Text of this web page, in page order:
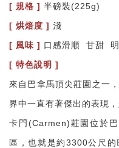
[ 規格 ] 半磅裝(225g)
[ 烘焙度 ] 淺
[ 風味 ] 口感滑順 甘甜 明
[ 特色說明 ]
來自巴拿馬頂尖莊園之一
界中一直有著傑出的表現
卡門(Carmen)莊園位於
區，也就是約3300公尺